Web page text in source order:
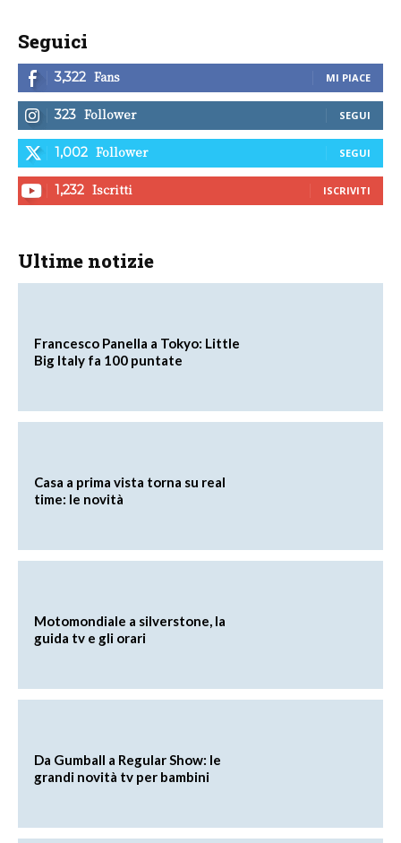
Seguici
3,322 Fans MI PIACE
323 Follower SEGUI
1,002 Follower SEGUI
1,232 Iscritti ISCRIVITI
Ultime notizie
Francesco Panella a Tokyo: Little
Big Italy fa 100 puntate
Casa a prima vista torna su real
time: le novità
Motomondiale a silverstone, la
guida tv e gli orari
Da Gumball a Regular Show: le
grandi novità tv per bambini